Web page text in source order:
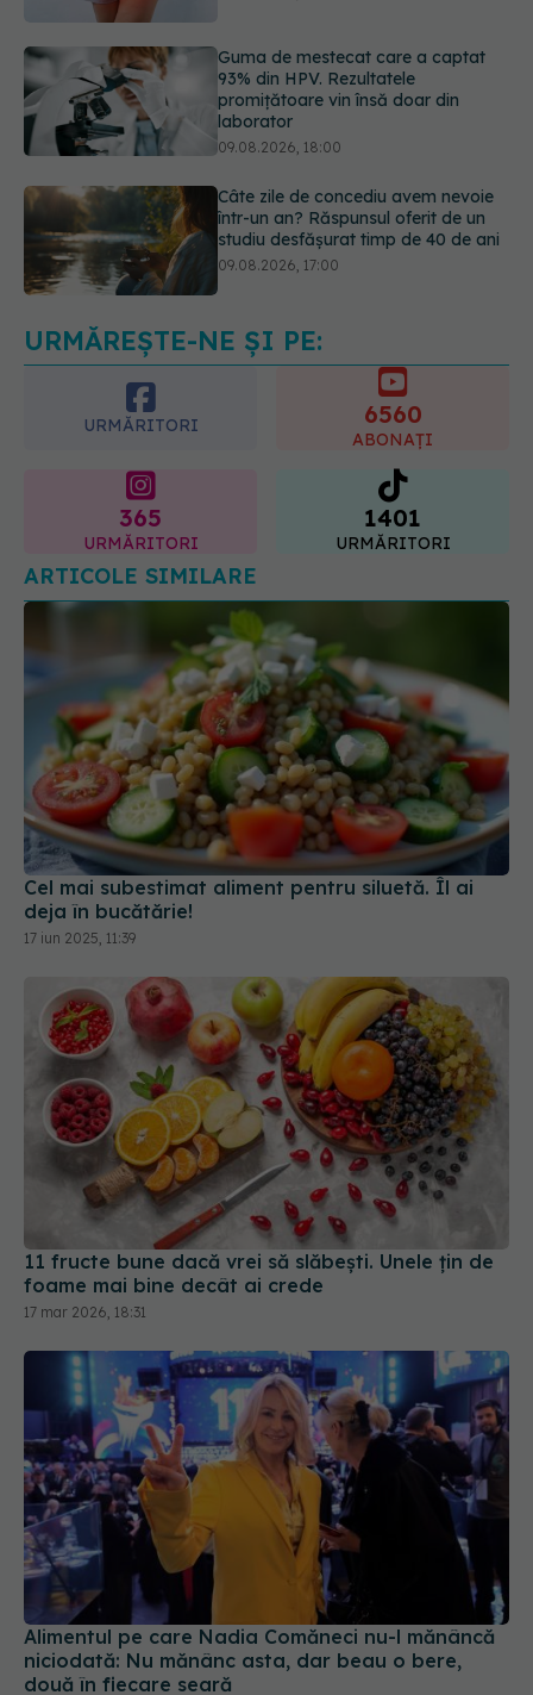
09.08.2026, 18:00
Câte zile de concediu avem nevoie
într-un an? Răspunsul oferit de un
studiu desfășurat timp de 40 de ani
Reclamele din platformele medicale
AI pot influența prescrierea
URMĂREȘTE-NE ȘI PE:
URMĂRITORI 6560
ABONAȚI
365
URMĂRITORI
1401
URMĂRITORI
ARTICOLE SIMILARE
Cel mai subestimat aliment pentru siluetă. Îl ai
deja în bucătărie!
17 iun 2025, 11:39
11 fructe bune dacă vrei să slăbești. Unele țin de
foame mai bine decât ai crede
17 mar 2026, 18:31
Alimentul pe care Nadia Comăneci nu-l mănâncă
niciodată: Nu mănânc asta, dar beau o bere,
două în fiecare seară